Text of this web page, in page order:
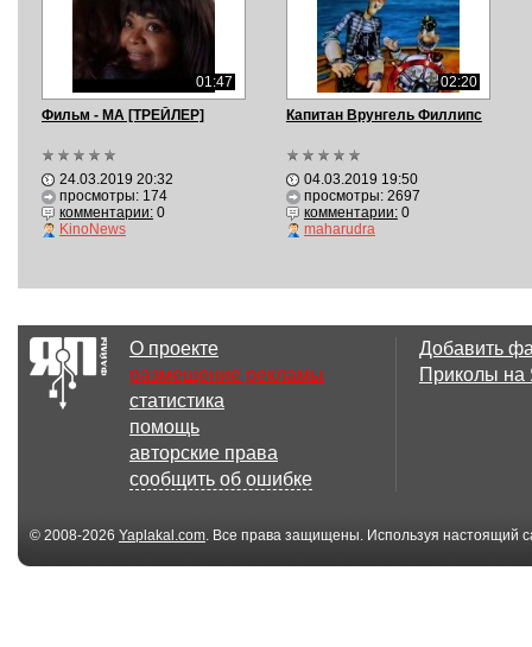
01:47
Фильм - МА [ТРЕЙЛЕР]
24.03.2019 20:32
просмотры: 174
комментарии:0
KinoNews
02:20
Капитан Врунгель Филлипс
04.03.2019 19:50
просмотры: 2697
комментарии:0
maharudra
О проекте
размещение рекламы
статистика
помощь
авторские права
сообщить об ошибке
Добавить
Приколы
© 2008-2026 Yaplakal.com. Все права защищены. Используя настоящий